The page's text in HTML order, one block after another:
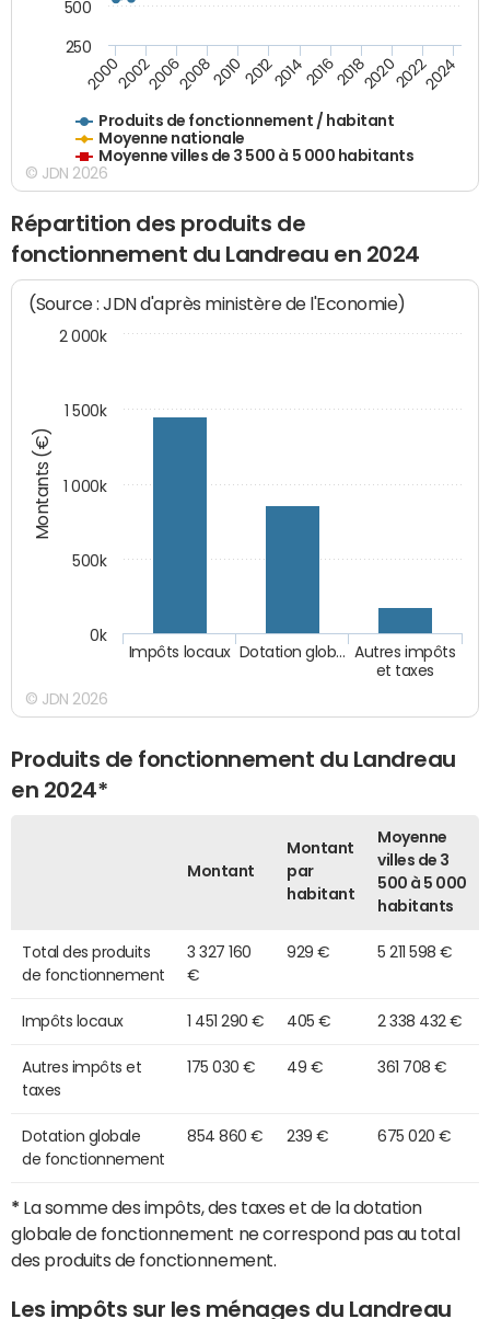
Produits de fonctionnement / habitant
Moyenne nationale
Moyenne villes de 3 500 à 5 000 habitants
200020022006200820102012201420162018202020222024
250
500
© JDN 2026
Répartition des produits de
fonctionnement du Landreau en 2024
Montants (€)
(Source : JDN d'après ministère de l'Economie)
Autres impôts
et taxes
Dotation glob…
Impôts locaux
0k
500k
1 000k
1 500k
2 000k
© JDN 2026
Produits de fonctionnement du Landreau
en 2024*
Montant
Montant
par
habitant
Moyenne
villes de 3
500 à 5 000
habitants
Total des produits
de fonctionnement
3 327 160
€
929 € 5 211 598 €
Impôts locaux 1 451 290 € 405 € 2 338 432 €
Autres impôts et
taxes
175 030 € 49 € 361 708 €
Dotation globale
de fonctionnement
854 860 € 239 € 675 020 €
* La somme des impôts, des taxes et de la dotation
globale de fonctionnement ne correspond pas au total
des produits de fonctionnement.
Les impôts sur les ménages du Landreau